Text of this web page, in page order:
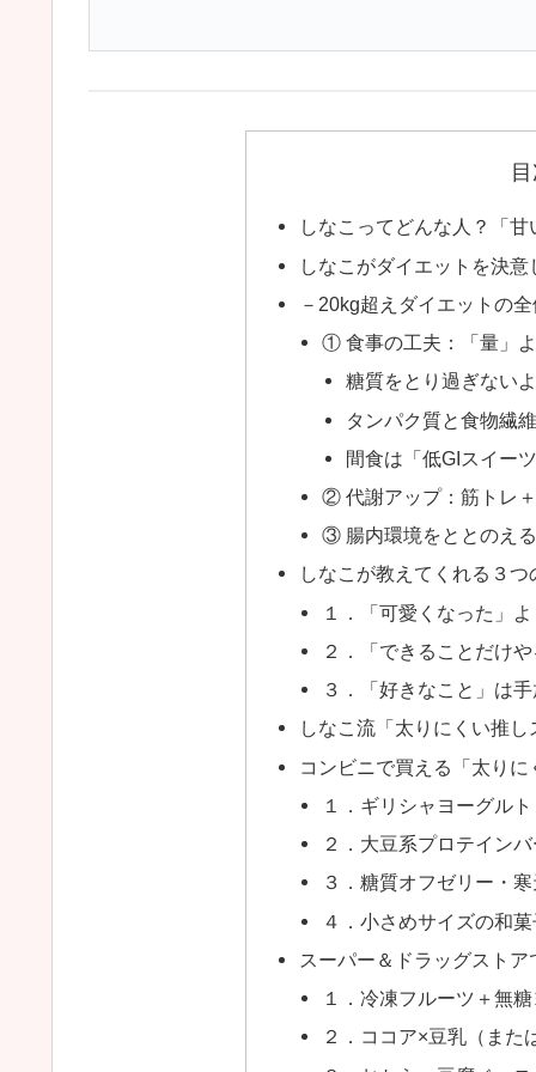
しなこってどんな人？「
しなこがダイエットを決意
－20kg超えダイエットの
① 食事の工夫：「量」
糖質をとり過ぎない
タンパク質と食物繊
間食は「低GIスイー
② 代謝アップ：筋トレ
③ 腸内環境をととのえ
しなこが教えてくれる３
１．「可愛くなった」
２．「できることだけ
３．「好きなこと」は
しなこ流「太りにくい推
コンビニで買える「太り
１．ギリシャヨーグル
２．大豆系プロテイン
３．糖質オフゼリー・
４．小さめサイズの和
スーパー＆ドラッグスト
１．冷凍フルーツ＋無
２．ココア×豆乳（また